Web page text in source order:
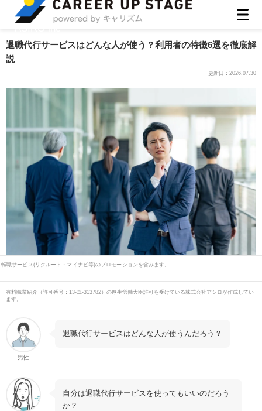
退職代行サービスはどんな人が使う？利用者の特徴6選を徹底解
説
更新日：2026.07.30
転職サービス(リクルート・マイナビ等)のプロモーションを含みます。
有料職業紹介（許可番号：13-ユ-313782）の厚生労働大臣許可を受けている株式会社アシロが作成してい
ます。
男性
退職代行サービスはどんな人が使うんだろう？
自分は退職代行サービスを使ってもいいのだろう
か？